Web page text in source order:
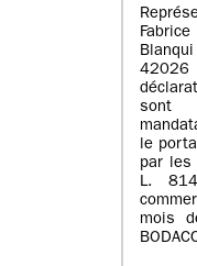
42026
sont
le
par
L.
mois